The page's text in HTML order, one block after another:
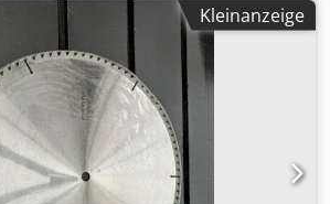
Kleinanzeige